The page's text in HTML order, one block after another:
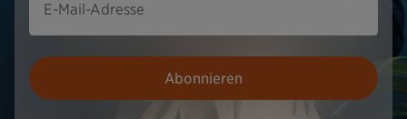
E-Mail-Adresse
Abonnieren